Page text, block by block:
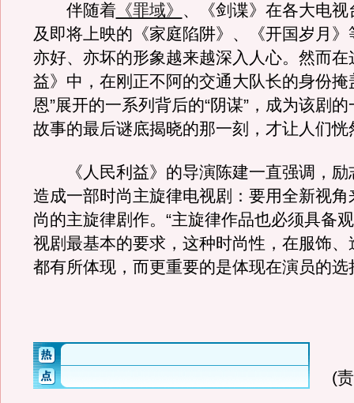
伴随着 《罪域》 、《剑谍》在各大电
及即将上映的《家庭陷阱》、《开国岁月》
亦好、亦坏的形象越来越深入人心。然而在
益》中，在刚正不阿的交通大队长的身份掩
恩”展开的一系列背后的“阴谋”，成为该剧
故事的最后谜底揭晓的那一刻，才让人们恍
《人民利益》的导演陈建一直强调，励
造成一部时尚主旋律电视剧：要用全新视角
尚的主旋律剧作。“主旋律作品也必须具备
视剧最基本的要求，这种时尚性，在服饰、
都有所体现，而更重要的是体现在演员的选
(